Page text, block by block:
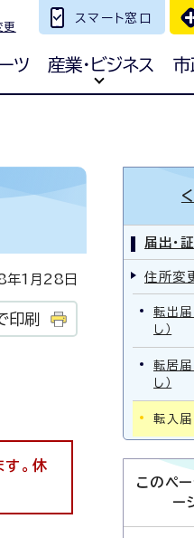
更
スマート窓口
ツ 産業・ビジネス 市
1月28日
印刷
。休
届出・
住所変
転出届
し）
転居届
し）
転入届
このペ
ー